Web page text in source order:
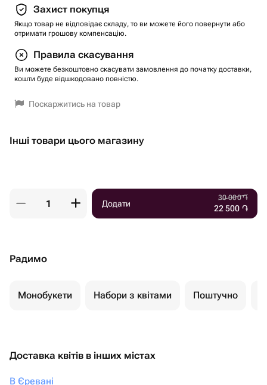
Захист покупця
Якщо товар не відповідає складу, то ви можете його повернути або
отримати грошову компенсацію.
Правила скасування
Ви можете безкоштовно скасувати замовлення до початку доставки,
кошти буде відшкодовано повністю.
Поскаржитись на товар
Інші товари цього магазину
Додати
30 000֏
22 500 ֏
Радимо
Монобукети Набори з квітами Поштучно
Доставка квітів в інших містах
В Єревані